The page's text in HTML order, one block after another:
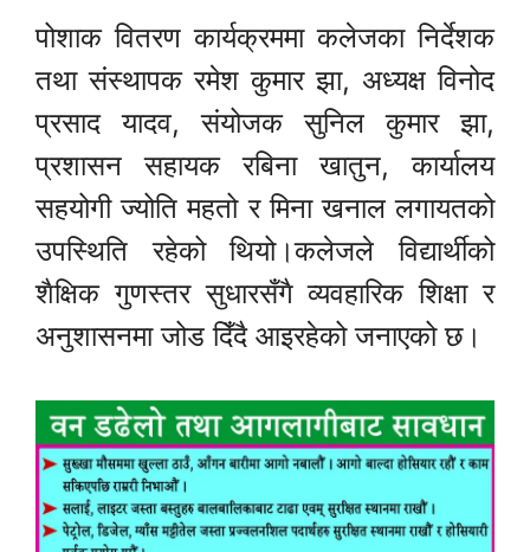
पोशाक वितरण कार्यक्रममा कलेजका निर्देशक
तथा संस्थापक रमेश कुमार झा, अध्यक्ष विनोद
प्रसाद यादव, संयोजक सुनिल कुमार झा,
प्रशासन सहायक रबिना खातुन, कार्यालय
सहयोगी ज्योति महतो र मिना खनाल लगायतको
उपस्थिति रहेको थियो।कलेजले विद्यार्थीको
शैक्षिक गुणस्तर सुधारसँगै व्यवहारिक शिक्षा र
अनुशासनमा जोड दिँदै आइरहेको जनाएको छ।